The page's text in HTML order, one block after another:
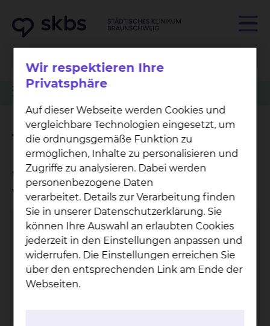
Zuweiser Tumorkonferenzen
Terminvergabe PET-CT
Wo kann ich einen Termin
vereinbaren?
Anmeldung PET-CT
Salzdahlumer Straße 90, 38126 Braunschweig
Tel.:+49 531 595 2125
Fax: +49 531 595 2786
Wir respektieren Ihre
Privatsphäre
Auf dieser Webseite werden Cookies und
vergleichbare Technologien eingesetzt, um
die ordnungsgemäße Funktion zu
ermöglichen, Inhalte zu personalisieren und
Zugriffe zu analysieren. Dabei werden
personenbezogene Daten
verarbeitet. Details zur Verarbeitung finden
Sie in unserer Datenschutzerklärung. Sie
können Ihre Auswahl an erlaubten Cookies
jederzeit in den Einstellungen anpassen und
widerrufen. Die Einstellungen erreichen Sie
über den entsprechenden Link am Ende der
Webseiten.